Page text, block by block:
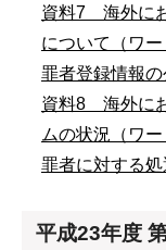
資料7 海外に
について（ワー
罪者登録情報
資料8 海外に
ムの状況（ワー
罪者に対する
平成23年度